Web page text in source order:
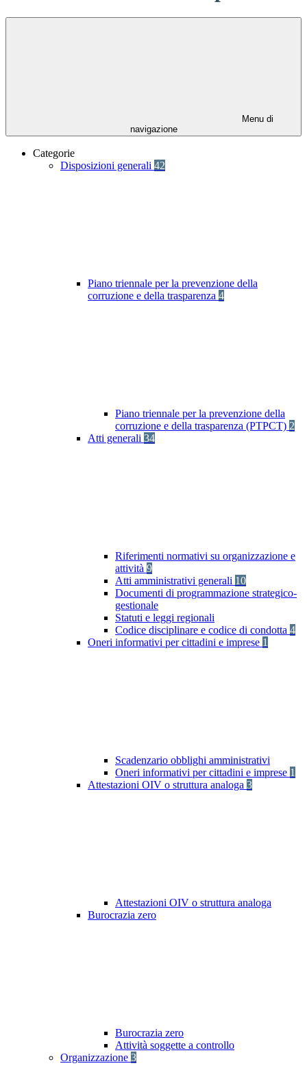
Menu di
navigazione
Categorie
Disposizioni generali 42
Piano triennale per la prevenzione della
corruzione e della trasparenza 4
Piano triennale per la prevenzione della
corruzione e della trasparenza (PTPCT) 2
Atti generali 34
Riferimenti normativi su organizzazione e
attività 9
Atti amministrativi generali 10
Documenti di programmazione strategico-
gestionale
Statuti e leggi regionali
Codice disciplinare e codice di condotta 4
Oneri informativi per cittadini e imprese 1
Scadenzario obblighi amministrativi
Oneri informativi per cittadini e imprese 1
Attestazioni OIV o struttura analoga 3
Attestazioni OIV o struttura analoga
Burocrazia zero
Burocrazia zero
Attività soggette a controllo
Organizzazione 3